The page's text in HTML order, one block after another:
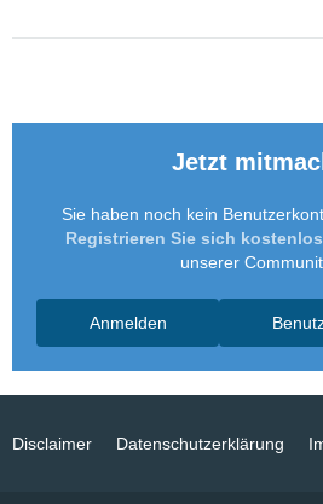
Jetzt
Sie haben noch kein
Registrieren Sie sich kostenlos
unserer
Anmelden
Disclaimer Datenschutzerklärung